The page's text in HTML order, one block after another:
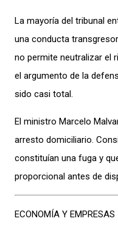
La mayoría del tribunal
una conducta
no permite neutralizar el
el argumento de la
sido casi total.
El ministro Marcelo
arresto domiciliario.
constituían una fuga y
proporcional antes de
ECONOMÍA Y EMPRESAS